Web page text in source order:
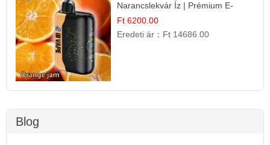
Narancslekvár Íz | Prémium E-
cigaretta
Ft 6200.00
Eredeti ár： Ft 14686.00
Blog